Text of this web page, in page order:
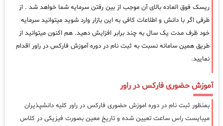
ریسک فوق العاده بالای آن موجب از بین رفتن سرمایه شما خواهد شد . از
طرفی اگر با دانش و اطلاعات کافی به این بازار وارد شوید میتوانید سرمایه
خود ظرف مدت یک سال به چند برابر افزایش دهید. هم اکنون میتوانید از
طریق همین سامانه نسبت به ثبت نام در دوره آموزش فارکس در راور اقدام
نمایید.
آموزش حضوری فارکس در راور
بمنظور ثبت نام در دوره اموزش حضوری فارکس در راور کلیه دانشپذیران
میبایست راس ساعت تعیین شده و تاریخ معین بصورت فیزیکی در کلاس